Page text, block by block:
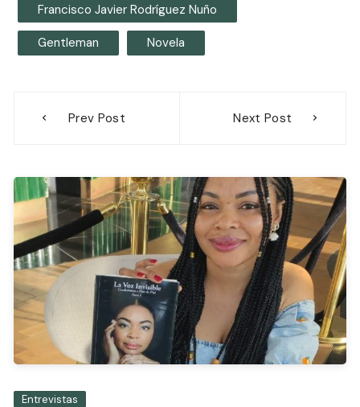
Francisco Javier Rodríguez Nuño
Gentleman Novela
Prev Post Next Post
Entrevistas